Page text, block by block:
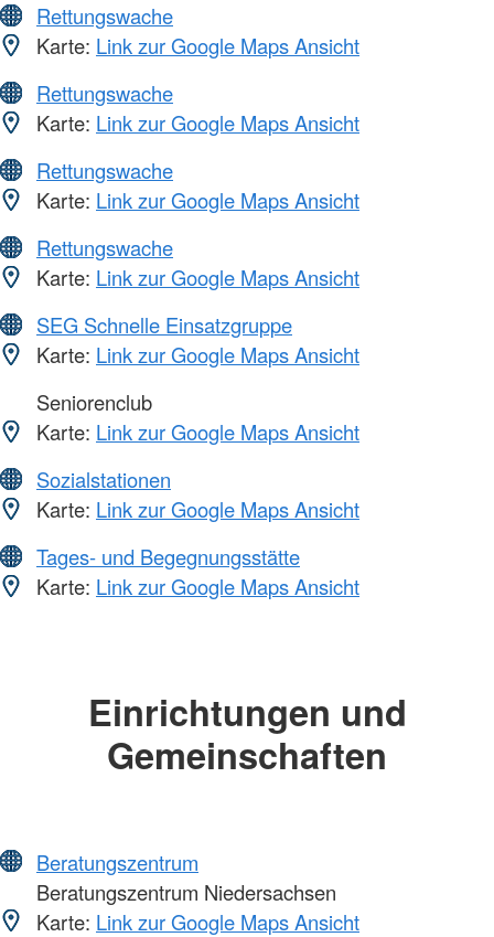
Rettungswache
Karte: Link zur Google Maps Ansicht
Rettungswache
Karte: Link zur Google Maps Ansicht
Rettungswache
Karte: Link zur Google Maps Ansicht
Rettungswache
Karte: Link zur Google Maps Ansicht
SEG Schnelle Einsatzgruppe
Karte: Link zur Google Maps Ansicht
Seniorenclub
Karte: Link zur Google Maps Ansicht
Sozialstationen
Karte: Link zur Google Maps Ansicht
Tages- und Begegnungsstätte
Karte: Link zur Google Maps Ansicht
Einrichtungen und
Gemeinschaften
Beratungszentrum
Beratungszentrum Niedersachsen
Karte: Link zur Google Maps Ansicht